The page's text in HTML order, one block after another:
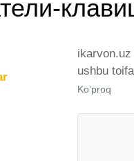
ushbu
Ko‘proq